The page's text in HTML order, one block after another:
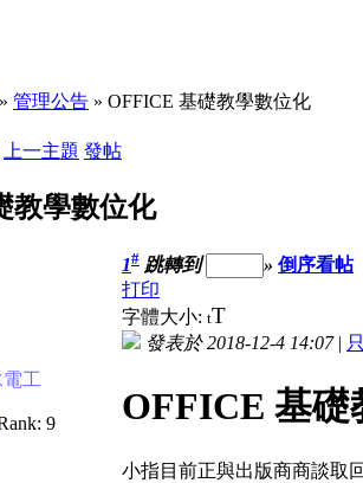
» 管理公告 » OFFICE 基礎教學數位化
上一主題 發帖
教學數位化
工
1# 跳轉到 » 倒序看帖
打印
字體大小: tT
發表於 2018-12-4 14:07|
OFFICE 基礎
小指目前正與出版商商談取